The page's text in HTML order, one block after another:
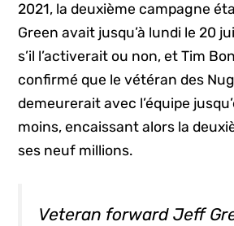
2021, la deuxième campagne
Green avait jusqu’à lundi le 20
s’il l’activerait ou non, et Tim
confirmé que le vétéran des
demeurerait avec l’équipe
moins, encaissant alors la
ses neuf millions.
Veteran forward Jeff